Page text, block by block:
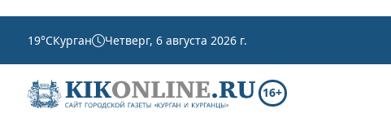
19°CКурган Четверг, 6 августа 2026 г.
16+